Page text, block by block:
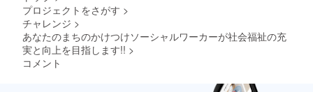
プロジェクトをさがす >
チャレンジ >
あなたのまちのかけつけソーシャルワーカーが社会福祉の充
実と向上を目指します!! >
コメント